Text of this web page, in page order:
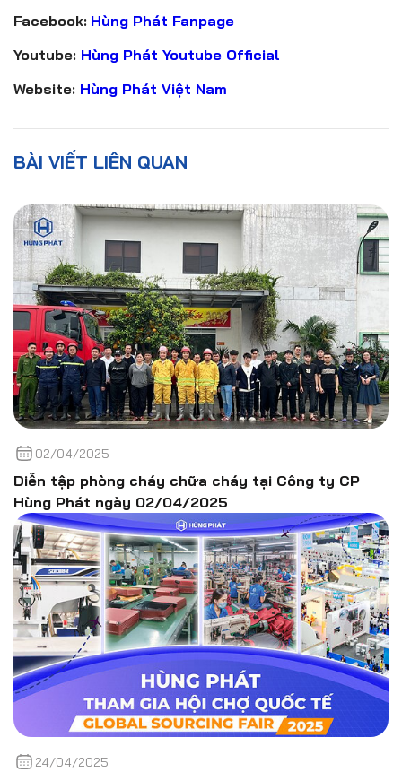
Facebook: Hùng Phát Fanpage
Youtube: Hùng Phát Youtube Official
Website: Hùng Phát Việt Nam
BÀI VIẾT LIÊN QUAN
02/04/2025
Diễn tập phòng cháy chữa cháy tại Công ty CP
Hùng Phát ngày 02/04/2025
24/04/2025